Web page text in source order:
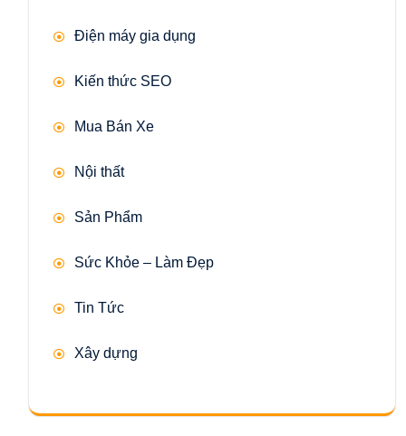
Điện máy gia dụng
Kiến thức SEO
Mua Bán Xe
Nội thất
Sản Phẩm
Sức Khỏe – Làm Đẹp
Tin Tức
Xây dựng